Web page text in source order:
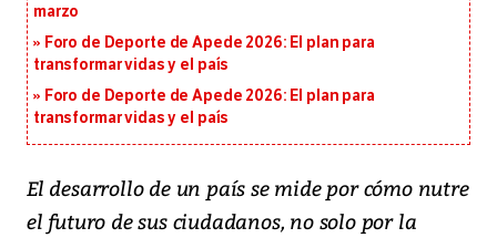
marzo
Foro de Deporte de Apede 2026: El plan para
transformar vidas y el país
Foro de Deporte de Apede 2026: El plan para
transformar vidas y el país
El desarrollo de un país se mide por cómo nutre
el futuro de sus ciudadanos, no solo por la